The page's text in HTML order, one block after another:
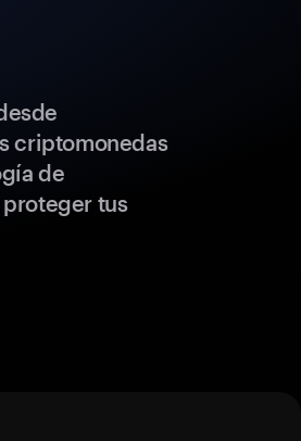
criptomonedas
de
tus